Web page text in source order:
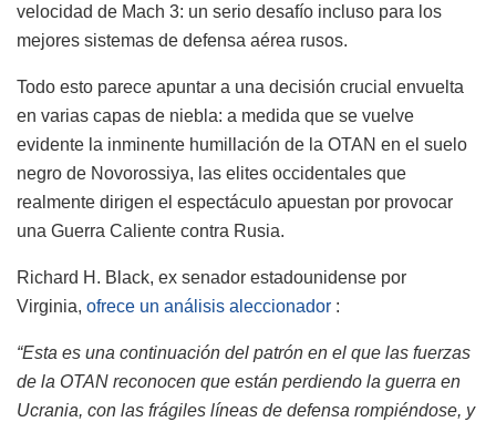
velocidad de Mach 3: un serio desafío incluso para los
mejores sistemas de defensa aérea rusos.
Todo esto parece apuntar a una decisión crucial envuelta
en varias capas de niebla: a medida que se vuelve
evidente la inminente humillación de la OTAN en el suelo
negro de Novorossiya, las elites occidentales que
realmente dirigen el espectáculo apuestan por provocar
una Guerra Caliente contra Rusia.
Richard H. Black, ex senador estadounidense por
Virginia, ofrece un análisis aleccionador :
“Esta es una continuación del patrón en el que las fuerzas
de la OTAN reconocen que están perdiendo la guerra en
Ucrania, con las frágiles líneas de defensa rompiéndose, y